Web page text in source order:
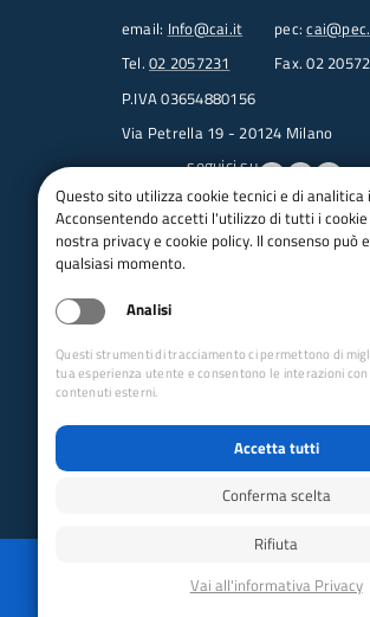
email: Info@cai.it pec:
Tel. 02 2057231
Fax. 02
P.IVA 03654880156
Via Petrella 19 - 20124 Milano
seguici su
Trasparenza
Amministrazione trasparente
bandi per le sezioni
Concorsi
Iso 14001
Dichiarazione di accessibilità
Reimposta preferenze cookie
Questo sito utilizza cookie tecnici e di analitica
Acconsentendo accetti l'utilizzo di tutti i
nostra privacy e cookie policy. Il consenso può
qualsiasi momento.
Analisi
Questi strumenti di tracciamento ci permettono di
tua esperienza utente e consentono le interazioni
contenuti esterni.
Accetta tutti
Conferma scelta
Rifiuta